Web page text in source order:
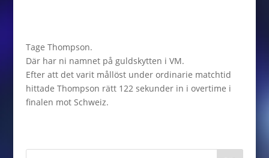
Tage Thompson.
Där har ni namnet på guldskytten i VM.
Efter att det varit mållöst under ordinarie matchtid
hittade Thompson rätt 122 sekunder in i overtime i
finalen mot Schweiz.